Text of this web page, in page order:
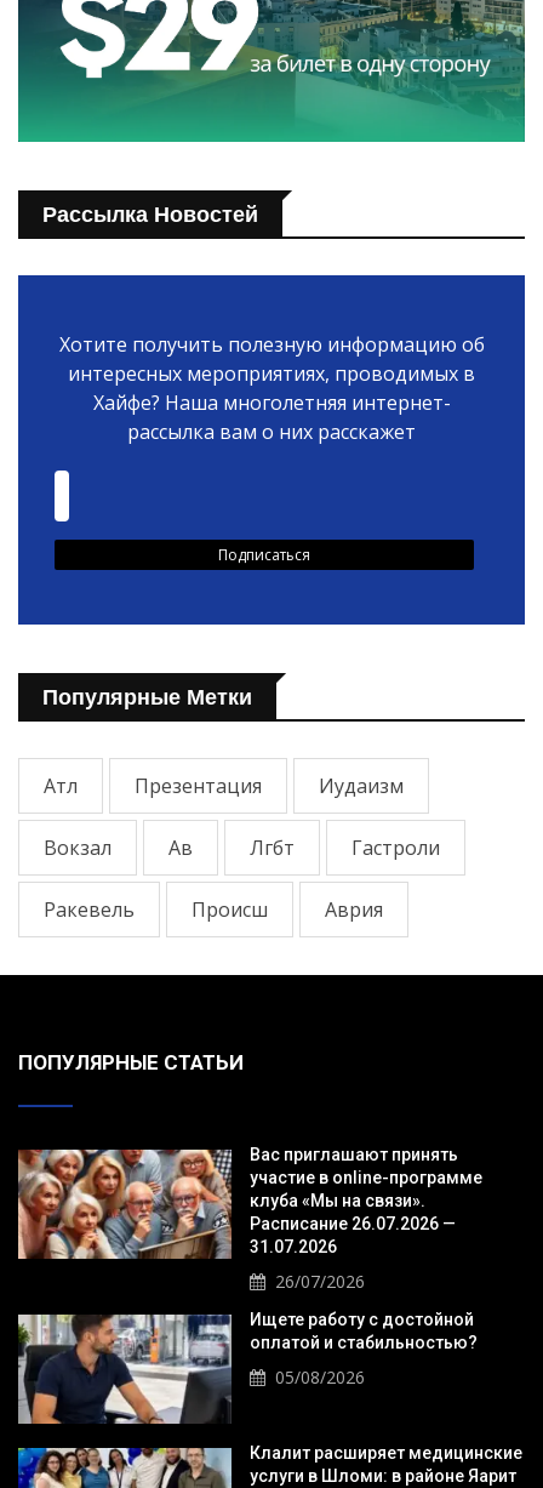
Рассылка Новостей
Хотите получить полезную информацию об
интересных мероприятиях, проводимых в
Хайфе? Наша многолетняя интернет-
рассылка вам о них расскажет
Популярные Метки
Атл Презентация Иудаизм
Вокзал Ав Лгбт Гастроли
Ракевель Происш Аврия
ПОПУЛЯРНЫЕ СТАТЬИ
Вас приглашают принять
участие в online-программе
клуба «Мы на связи».
Расписание 26.07.2026 —
31.07.2026
26/07/2026
Ищете работу с достойной
оплатой и стабильностью?
05/08/2026
Клалит расширяет медицинские
услуги в Шломи: в районе Яарит